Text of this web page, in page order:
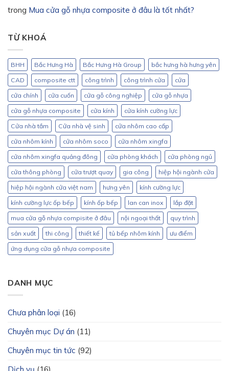
trong Mua cửa gỗ nhựa composite ở đâu là tốt nhất?
TỪ KHOÁ
BHH Bắc Hưng Hà Bắc Hưng Hà Group
bắc hưng hà hưng yên
CAD
composite ctt công trình công trình cửa
cửa
cửa chính
cửa cuốn cửa gỗ công nghiệp
cửa gỗ nhựa
cửa gỗ nhựa composite
cửa kính
cửa kính cường lực
Cửa nhà tắm
Cửa nhà vệ sinh
cửa nhôm cao cấp
cửa nhôm kính
cửa nhôm soco
cửa nhôm xingfa
cửa nhôm xingfa quảng đông
cửa phòng khách
cửa phòng ngủ
cửa thông phòng
cửa trượt quay gia công
hiệp hội ngành cửa
hiệp hội ngành cửa việt nam
hưng yên
kính cường lực
kính cường lực ốp bếp
kính ốp bếp lan can inox
lắp đặt
mua cửa gỗ nhựa compisite ở đâu
nội ngoại thất
quy trình
sản xuất
thi công thiết kế tủ bếp nhôm kính
ưu điểm
ứng dụng cửa gỗ nhựa composite
DANH MỤC
Chưa phân loại (16)
Chuyên mục Dự án (11)
Chuyên mục tin tức (92)